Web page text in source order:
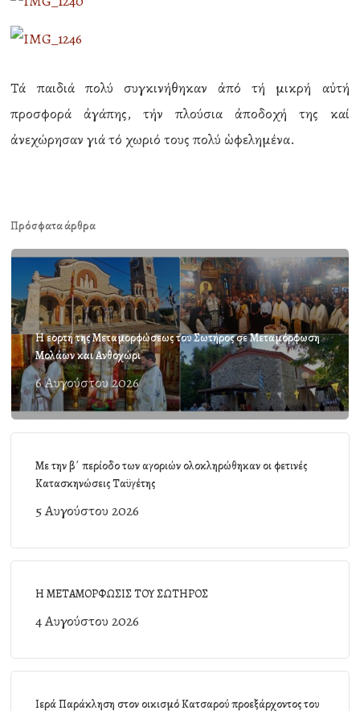
Τά παιδιά πολύ συγκινήθηκαν ἀπό τή μικρή αὐτή
προσφορά ἀγάπης, τήν πλούσια ἀποδοχή της καί
ἀνεχώρησαν γιά τό χωριό τους πολύ ὡφελημένα.
Πρόσφατα άρθρα
Η εορτή της Μεταμορφώσεως του Σωτήρος σε Μεταμόρφωση
Μολάων και Ανθοχώρι
6 Αυγούστου 2026
Με την β΄ περίοδο των αγοριών ολοκληρώθηκαν οι φετινές
Κατασκηνώσεις Ταϋγέτης
5 Αυγούστου 2026
Η ΜΕΤΑΜΟΡΦΩΣΙΣ ΤΟΥ ΣΩΤΗΡΟΣ
4 Αυγούστου 2026
Ιερά Παράκληση στον οικισμό Κατσαρού προεξάρχοντος του